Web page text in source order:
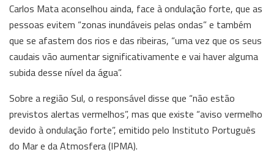
Carlos Mata aconselhou ainda, face à ondulação forte, que as
pessoas evitem “zonas inundáveis pelas ondas” e também
que se afastem dos rios e das ribeiras, “uma vez que os seus
caudais vão aumentar significativamente e vai haver alguma
subida desse nível da água”.
Sobre a região Sul, o responsável disse que “não estão
previstos alertas vermelhos”, mas que existe “aviso vermelho
devido à ondulação forte”, emitido pelo Instituto Português
do Mar e da Atmosfera (IPMA).